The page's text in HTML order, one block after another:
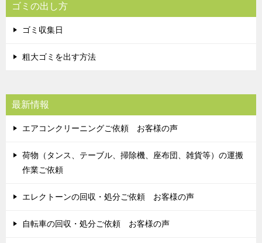
ゴミの出し方
ゴミ収集日
粗大ゴミを出す方法
最新情報
エアコンクリーニングご依頼 お客様の声
荷物（タンス、テーブル、掃除機、座布団、雑貨等）の運搬
作業ご依頼
エレクトーンの回収・処分ご依頼 お客様の声
自転車の回収・処分ご依頼 お客様の声